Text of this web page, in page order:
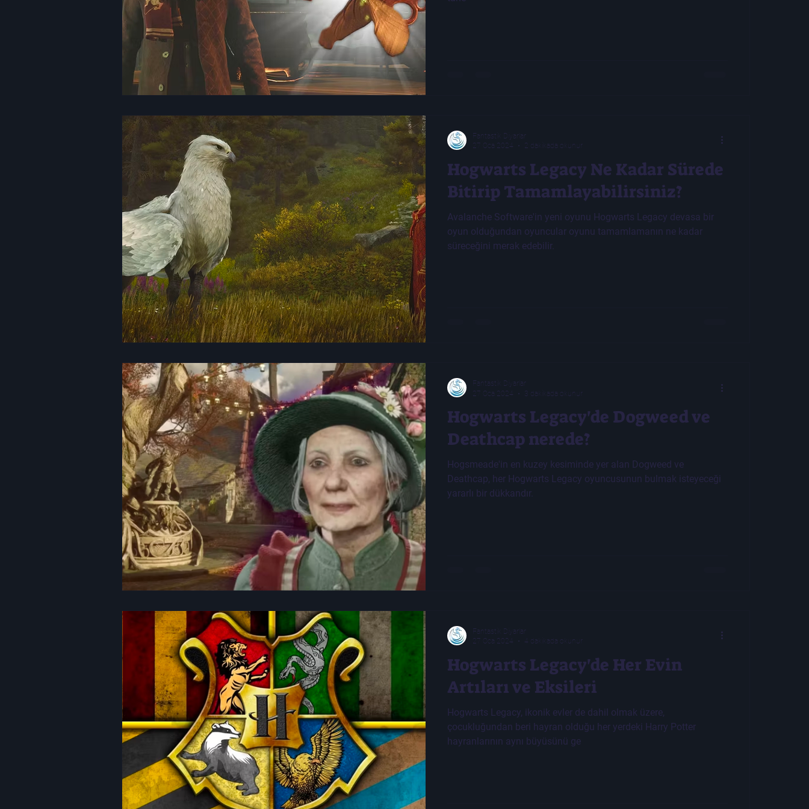
Hogwarts Legacy Ne Kadar Sürede
Bitirip Tamamlayabilirsiniz?
Avalanche Software'in yeni oyunu Hogwarts Legacy devasa bir
oyun olduğundan oyuncular oyunu tamamlamanın ne kadar
süreceğini merak edebilir.
Fantastik Diyarlar
27 Oca 2024
2 dakikada okunur
Hogwarts Legacy'de Dogweed ve
Deathcap nerede?
Hogsmeade'in en kuzey kesiminde yer alan Dogweed ve
Deathcap, her Hogwarts Legacy oyuncusunun bulmak isteyeceği
yararlı bir dükkandır.
Fantastik Diyarlar
27 Oca 2024
3 dakikada okunur
Hogwarts Legacy'de Her Evin
Artıları ve Eksileri
Hogwarts Legacy, ikonik evler de dahil olmak üzere,
çocukluğundan beri hayran olduğu her yerdeki Harry Potter
hayranlarının aynı büyüsünü ge
Fantastik Diyarlar
27 Oca 2024
4 dakikada okunur